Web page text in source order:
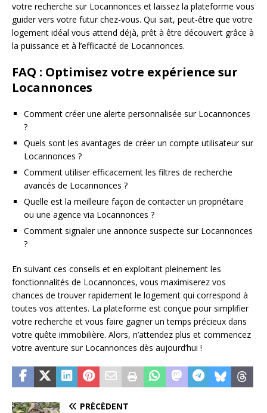
votre recherche sur Locannonces et laissez la plateforme vous
guider vers votre futur chez-vous. Qui sait, peut-être que votre
logement idéal vous attend déjà, prêt à être découvert grâce à
la puissance et à l’efficacité de Locannonces.
FAQ : Optimisez votre expérience sur
Locannonces
Comment créer une alerte personnalisée sur Locannonces
?
Quels sont les avantages de créer un compte utilisateur sur
Locannonces ?
Comment utiliser efficacement les filtres de recherche
avancés de Locannonces ?
Quelle est la meilleure façon de contacter un propriétaire
ou une agence via Locannonces ?
Comment signaler une annonce suspecte sur Locannonces
?
En suivant ces conseils et en exploitant pleinement les
fonctionnalités de Locannonces, vous maximiserez vos
chances de trouver rapidement le logement qui correspond à
toutes vos attentes. La plateforme est conçue pour simplifier
votre recherche et vous faire gagner un temps précieux dans
votre quête immobilière. Alors, n’attendez plus et commencez
votre aventure sur Locannonces dès aujourd’hui !
PRÉCÉDENT